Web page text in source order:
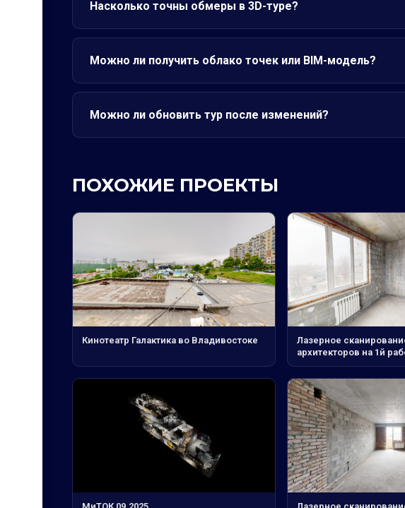
Насколько точны обмеры в 3D-туре?
Можно ли получить облако точек или BIM-модель?
Можно ли обновить тур после изменений?
ПОХОЖИЕ ПРОЕКТЫ
Кинотеатр Галактика во Владивостоке
Лазерное
архитекторов на 1й